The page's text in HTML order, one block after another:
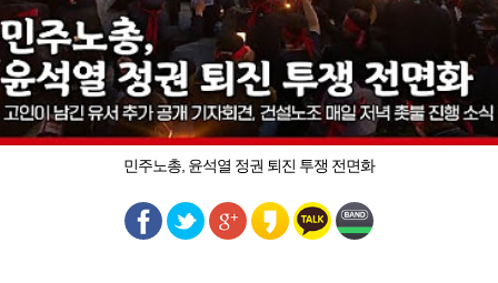
민주노총, 윤석열 정권 퇴진 투쟁 전면화